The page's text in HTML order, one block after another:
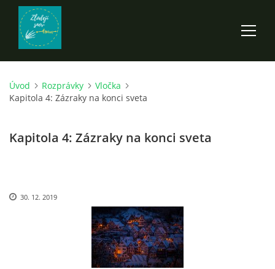
ÚVOD
EGYRON: SIEDMY DEŇ - 3. DIEL
Úvod Rozprávky
Vločka
Kapitola 4: Zázraky na konci sveta
Kapitola 4: Zázraky na konci sveta
30. 12. 2019